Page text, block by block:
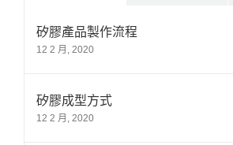
矽膠產品製作流程
12 2 月, 2020
矽膠成型方式
12 2 月, 2020